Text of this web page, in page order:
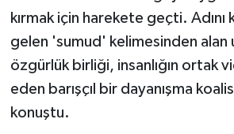
kırmak için harekete geçti. Adını
gelen 'sumud' kelimesinden alan
özgürlük birliği, insanlığın ortak
eden barışçıl bir dayanışma
konuştu.